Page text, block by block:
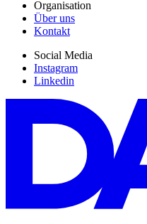
Organisation
Über uns
Kontakt
Social Media
Instagram
Linkedin